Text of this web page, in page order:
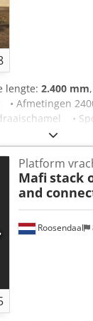
lengte: 2.400 mm
Afmetingen
•
uitschuifbaar
Staat:
Roosendaal
Platform
Mafistack
and